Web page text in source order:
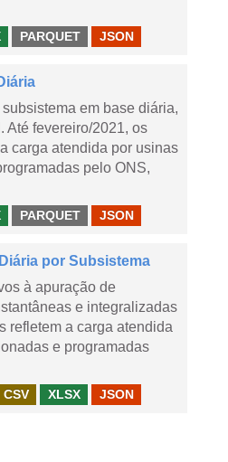
PARQUET JSON
em base diária,
Até fevereiro/2021, os
carga atendida por usinas
pelo ONS,
PARQUET JSON
por Subsistema
à apuração de
e integralizadas
refletem a carga atendida
e programadas
CSV XLSX JSON